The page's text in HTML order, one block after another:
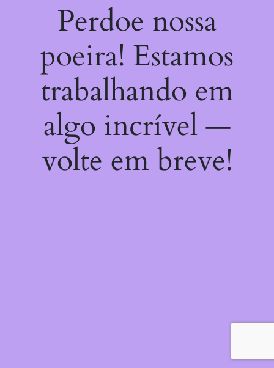
Perdoe nossa
poeira! Estamos
trabalhando em
algo incrível —
volte em breve!